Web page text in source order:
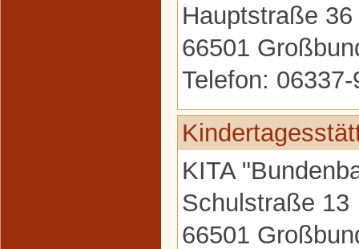
Hauptstraße 36
66501
Telefon:
KITA
Schulstraße 13
66501